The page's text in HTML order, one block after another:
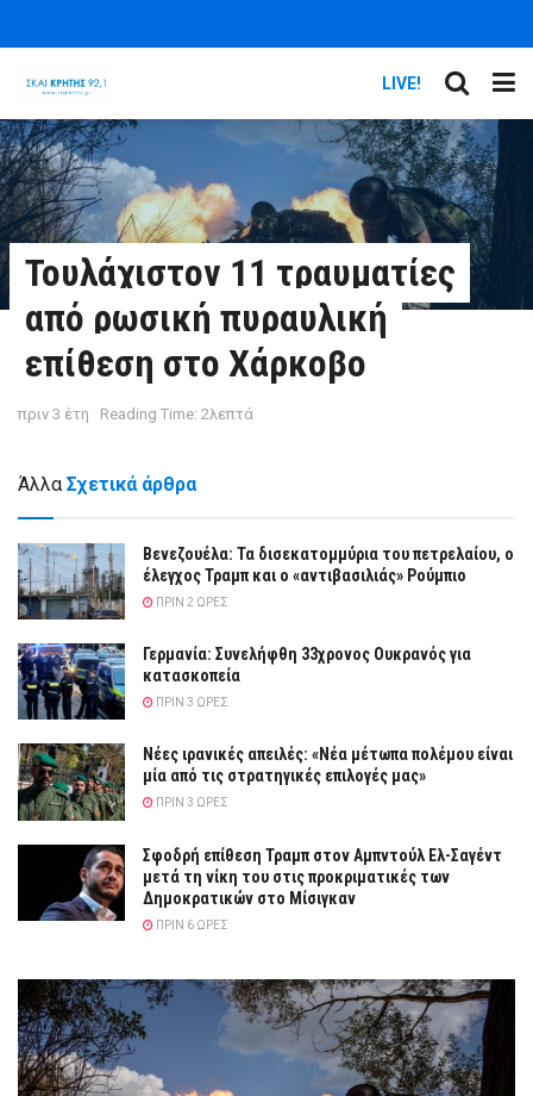
LIVE!
Τουλάχιστον 11 τραυματίες
από ρωσική πυραυλική
επίθεση στο Χάρκοβο
πριν 3 έτη Reading Time: 2λεπτά
Άλλα Σχετικά άρθρα
Βενεζουέλα: Τα δισεκατομμύρια του πετρελαίου, ο
έλεγχος Τραμπ και ο «αντιβασιλιάς» Ρούμπιο
ΠΡΙΝ 2 ΏΡΕΣ
Γερμανία: Συνελήφθη 33χρονος Ουκρανός για
κατασκοπεία
ΠΡΙΝ 3 ΏΡΕΣ
Νέες ιρανικές απειλές: «Νέα μέτωπα πολέμου είναι
μία από τις στρατηγικές επιλογές μας»
ΠΡΙΝ 3 ΏΡΕΣ
Σφοδρή επίθεση Τραμπ στον Αμπντούλ Ελ-Σαγέντ
μετά τη νίκη του στις προκριματικές των
Δημοκρατικών στο Μίσιγκαν
ΠΡΙΝ 6 ΏΡΕΣ